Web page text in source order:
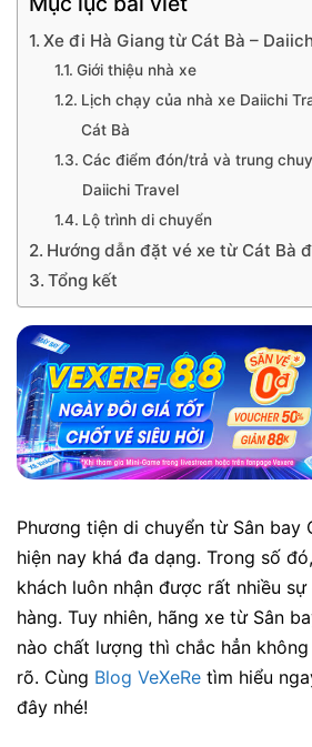
Xe đi Hà Giang từ Cát Bà –
Giới thiệu nhà xe
Lịch chạy của nhà xe Daiichi
Cát Bà
Các điểm đón/trả và trung
Daiichi Travel
Lộ trình di chuyển
Hướng dẫn đặt vé xe từ Cát Bà
Tổng kết
Phương tiện di chuyển từ Sân bay
hiện nay khá đa dạng. Trong số
khách luôn nhận được rất nhiều
hàng. Tuy nhiên, hãng xe từ Sân
nào chất lượng thì chắc hẳn
rõ. Cùng Blog VeXeRe tìm hiểu
đây nhé!